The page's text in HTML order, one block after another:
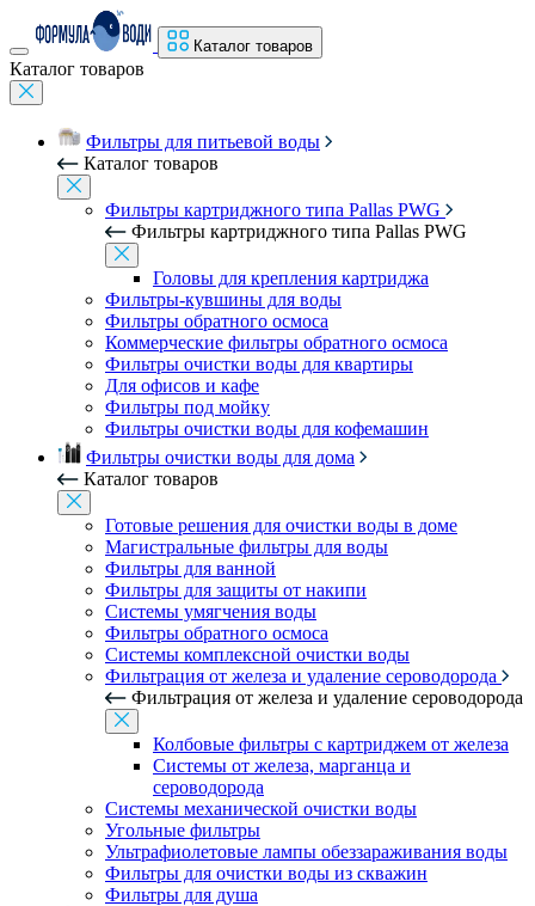
Каталог товаров
Каталог товаров
Фильтры для питьевой воды
Каталог товаров
Фильтры картриджного типа Pallas PWG
Фильтры картриджного типа Pallas PWG
Головы для крепления картриджа
Фильтры-кувшины для воды
Фильтры обратного осмоса
Коммерческие фильтры обратного осмоса
Фильтры очистки воды для квартиры
Для офисов и кафе
Фильтры под мойку
Фильтры очистки воды для кофемашин
Фильтры очистки воды для дома
Каталог товаров
Готовые решения для очистки воды в доме
Магистральные фильтры для воды
Фильтры для ванной
Фильтры для защиты от накипи
Системы умягчения воды
Фильтры обратного осмоса
Системы комплексной очистки воды
Фильтрация от железа и удаление сероводорода
Фильтрация от железа и удаление сероводорода
Колбовые фильтры с картриджем от железа
Системы от железа, марганца и
сероводорода
Системы механической очистки воды
Угольные фильтры
Ультрафиолетовые лампы обеззараживания воды
Фильтры для очистки воды из скважин
Фильтры для душа